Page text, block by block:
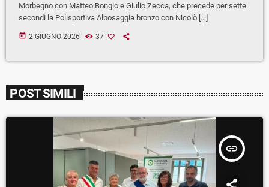
Morbegno con Matteo Bongio e Giulio Zecca, che precede per sette
secondi la Polisportiva Albosaggia bronzo con Nicolò […]
today 2 GIUGNO 2026 37
POST SIMILI
insert_link